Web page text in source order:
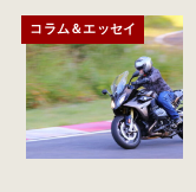
コラム＆エッセイ